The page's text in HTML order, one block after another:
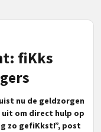
fiKks
nu de geldzorgen
uit om direct hulp op
zo gefiKkst!”, post